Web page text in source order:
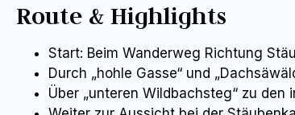
Route & Highlights
Start: Beim Wanderweg Richtung
Durch „hohle Gasse“ und
Über „unteren Wildbachsteg“ zu den